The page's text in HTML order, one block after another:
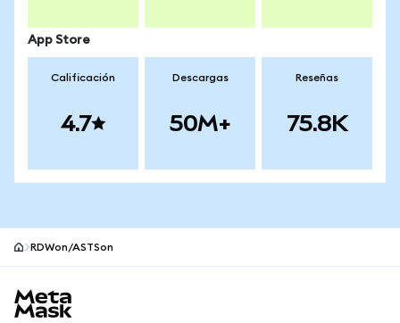
App Store
Calificación
4.7
Descargas
50M+
Reseñas
75.8K
RDWon/ASTSon